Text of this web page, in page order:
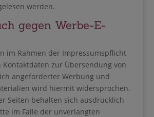
werden.
gegen Werbe-E-
im Rahmen der Impressumspflicht
zur Übersendung von
angeforderter Werbung und
wird hiermit widersprochen.
Seiten behalten sich ausdrücklich
im Falle der unverlangten